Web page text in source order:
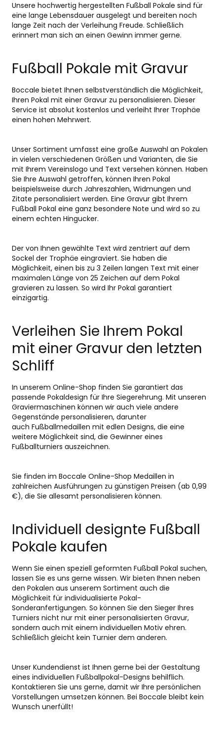
Unsere hochwertig hergestellten Fußball Pokale sind für
eine lange Lebensdauer ausgelegt und bereiten noch
lange Zeit nach der Verleihung Freude. Schließlich
erinnert man sich an einen Gewinn immer gerne.
Fußball Pokale mit Gravur
Boccale bietet Ihnen selbstverständlich die Möglichkeit,
Ihren Pokal mit einer Gravur zu personalisieren. Dieser
Service ist absolut kostenlos und verleiht Ihrer Trophäe
einen hohen Mehrwert.
Unser Sortiment umfasst eine große Auswahl an Pokalen
in vielen verschiedenen Größen und Varianten, die Sie
mit Ihrem Vereinslogo und Text versehen können. Haben
Sie Ihre Auswahl getroffen, können Ihren Pokal
beispielsweise durch Jahreszahlen, Widmungen und
Zitate personalisiert werden. Eine Gravur gibt Ihrem
Fußball Pokal eine ganz besondere Note und wird so zu
einem echten Hingucker.
Der von Ihnen gewählte Text wird zentriert auf dem
Sockel der Trophäe eingraviert. Sie haben die
Möglichkeit, einen bis zu 3 Zeilen langen Text mit einer
maximalen Länge von 25 Zeichen auf dem Pokal
gravieren zu lassen. So wird Ihr Pokal garantiert
einzigartig.
Verleihen Sie Ihrem Pokal
mit einer Gravur den letzten
Schliff
In unserem Online-Shop finden Sie garantiert das
passende Pokaldesign für Ihre Siegerehrung. Mit unseren
Graviermaschinen können wir auch viele andere
Gegenstände personalisieren, darunter
auch Fußballmedaillen mit edlen Designs, die eine
weitere Möglichkeit sind, die Gewinner eines
Fußballturniers auszeichnen.
Sie finden im Boccale Online-Shop Medaillen in
zahlreichen Ausführungen zu günstigen Preisen (ab 0,99
€), die Sie allesamt personalisieren können.
Individuell designte Fußball
Pokale kaufen
Wenn Sie einen speziell geformten Fußball Pokal suchen,
lassen Sie es uns gerne wissen. Wir bieten Ihnen neben
den Pokalen aus unserem Sortiment auch die
Möglichkeit für individualisierte Pokal-
Sonderanfertigungen. So können Sie den Sieger Ihres
Turniers nicht nur mit einer personalisierten Gravur,
sondern auch mit einem individuellen Motiv ehren.
Schließlich gleicht kein Turnier dem anderen.
Unser Kundendienst ist Ihnen gerne bei der Gestaltung
eines individuellen Fußballpokal-Designs behilflich.
Kontaktieren Sie uns gerne, damit wir Ihre persönlichen
Vorstellungen umsetzen können. Bei Boccale bleibt kein
Wunsch unerfüllt!